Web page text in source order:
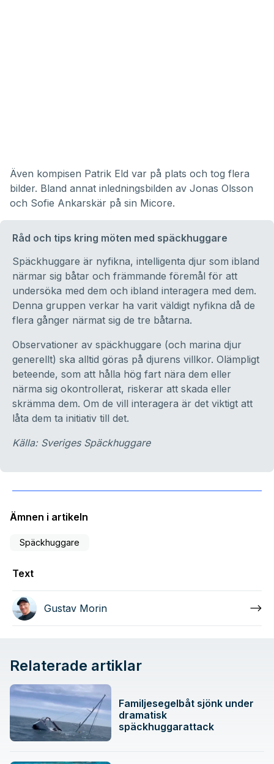
Även kompisen Patrik Eld var på plats och tog flera
bilder. Bland annat inledningsbilden av Jonas Olsson
och Sofie Ankarskär på sin Micore.
Råd och tips kring möten med späckhuggare
Späckhuggare är nyfikna, intelligenta djur som ibland
närmar sig båtar och främmande föremål för att
undersöka med dem och ibland interagera med dem.
Denna gruppen verkar ha varit väldigt nyfikna då de
flera gånger närmat sig de tre båtarna.
Observationer av späckhuggare (och marina djur
generellt) ska alltid göras på djurens villkor. Olämpligt
beteende, som att hålla hög fart nära dem eller
närma sig okontrollerat, riskerar att skada eller
skrämma dem. Om de vill interagera är det viktigt att
låta dem ta initiativ till det.
Källa: Sveriges Späckhuggare
Ämnen i artikeln
Späckhuggare
Text
Gustav Morin
Relaterade artiklar
Familjesegelbåt sjönk under
dramatisk
späckhuggarattack